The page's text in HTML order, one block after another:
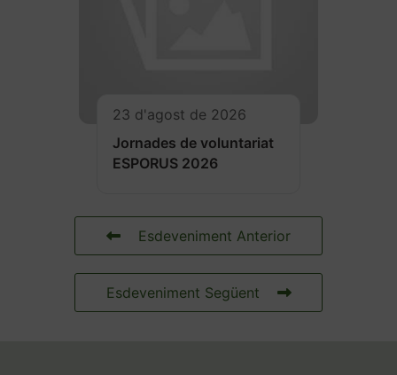
23 d'agost de 2026
Jornades de voluntariat
ESPORUS 2026
Esdeveniment Anterior
Esdeveniment Següent